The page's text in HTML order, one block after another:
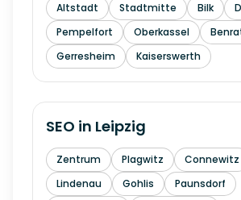
Altstadt Stadtmitte Bilk
Pempelfort
Oberkassel
Gerresheim
Kaiserswerth
SEO in Leipzig
Zentrum Plagwitz
Connewitz
Lindenau
Gohlis
Paunsdorf